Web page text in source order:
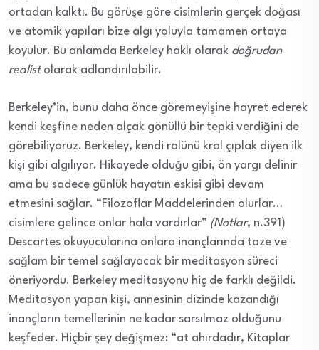
ortadan kalktı. Bu görüşe göre cisimlerin gerçek doğası
ve atomik yapıları bize algı yoluyla tamamen ortaya
koyulur. Bu anlamda Berkeley haklı olarak doğrudan
realistolarak adlandırılabilir.
Berkeley’in, bunu daha önce göremeyişine hayret ederek
kendi keşfine neden alçak gönüllü bir tepki verdiğini de
görebiliyoruz. Berkeley, kendi rolünü kral çıplak diyen ilk
kişi gibi algılıyor. Hikayede olduğu gibi, ön yargı delinir
ama bu sadece günlük hayatın eskisi gibi devam
etmesini sağlar. “Filozoflar Maddelerinden olurlar…
cisimlere gelince onlar hala vardırlar” (Notlar, n.391)
Descartes okuyucularına onlara inançlarında taze ve
sağlam bir temel sağlayacak bir meditasyon süreci
öneriyordu. Berkeley meditasyonu hiç de farklı değildi.
Meditasyon yapan kişi, annesinin dizinde kazandığı
inançların temellerinin ne kadar sarsılmaz olduğunu
keşfeder. Hiçbir şey değişmez: “at ahırdadır, Kitaplar